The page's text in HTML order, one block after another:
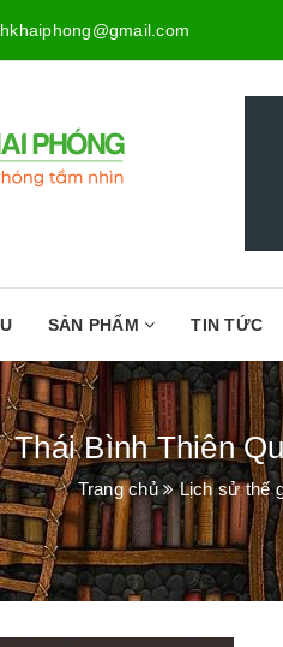
SẢN PHẨM TIN TỨC
Thái Bình Thiên
Trang chủ Lịch sử thế